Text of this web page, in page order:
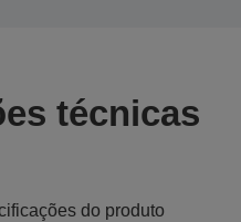
técnicas
do produto